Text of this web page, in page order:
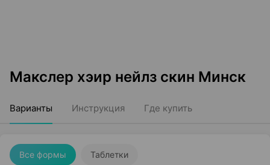
Макслер хэир нейлз скин Минск
Варианты Инструкция Где купить
Все формы Таблетки